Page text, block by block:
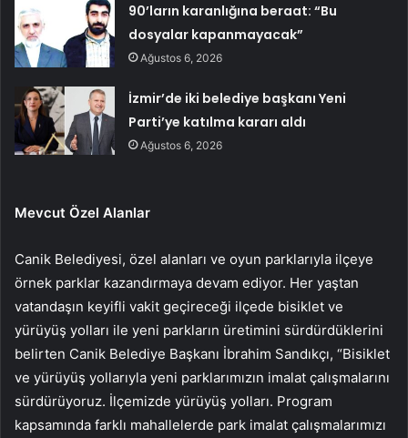
90’ların karanlığına beraat: “Bu
dosyalar kapanmayacak”
Ağustos 6, 2026
İzmir’de iki belediye başkanı Yeni
Parti’ye katılma kararı aldı
Ağustos 6, 2026
Mevcut Özel Alanlar
Canik Belediyesi, özel alanları ve oyun parklarıyla ilçeye
örnek parklar kazandırmaya devam ediyor. Her yaştan
vatandaşın keyifli vakit geçireceği ilçede bisiklet ve
yürüyüş yolları ile yeni parkların üretimini sürdürdüklerini
belirten Canik Belediye Başkanı İbrahim Sandıkçı, “Bisiklet
ve yürüyüş yollarıyla yeni parklarımızın imalat çalışmalarını
sürdürüyoruz. İlçemizde yürüyüş yolları. Program
kapsamında farklı mahallelerde park imalat çalışmalarımızı